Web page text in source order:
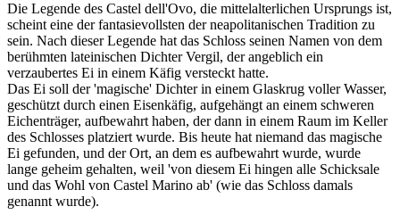
Die Legende des Castel dell'Ovo, die mittelalterlichen Ursprungs ist,
scheint eine der fantasievollsten der neapolitanischen Tradition zu
sein. Nach dieser Legende hat das Schloss seinen Namen von dem
berühmten lateinischen Dichter Vergil, der angeblich ein
verzaubertes Ei in einem Käfig versteckt hatte.
Das Ei soll der 'magische' Dichter in einem Glaskrug voller Wasser,
geschützt durch einen Eisenkäfig, aufgehängt an einem schweren
Eichenträger, aufbewahrt haben, der dann in einem Raum im Keller
des Schlosses platziert wurde. Bis heute hat niemand das magische
Ei gefunden, und der Ort, an dem es aufbewahrt wurde, wurde
lange geheim gehalten, weil 'von diesem Ei hingen alle Schicksale
und das Wohl von Castel Marino ab' (wie das Schloss damals
genannt wurde).